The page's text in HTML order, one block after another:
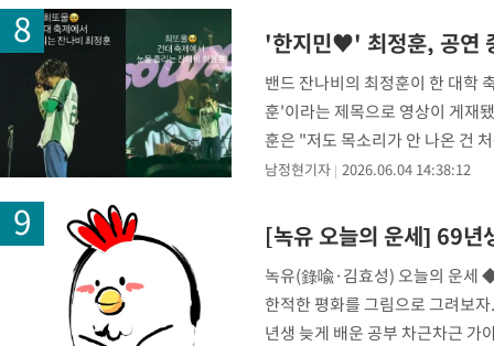
'한지민♥' 최정훈, 공연
밴드 잔나비의 최정훈이 한 대학
훈'이라는 제목으로 영상이 게재
훈은 "저도 목소리가 안 나온 건
남정현기자 2026.06.04 14:38:12
[녹유 오늘의 운세] 69년
녹유(錄喩·김효성) 오늘의 운세
한적한 평화를 그림으로 그려보
년생 늦게 배운 공부 차근차근